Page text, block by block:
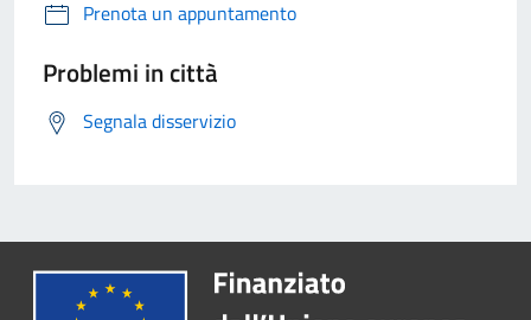
Prenota un appuntamento
Problemi in città
Segnala disservizio